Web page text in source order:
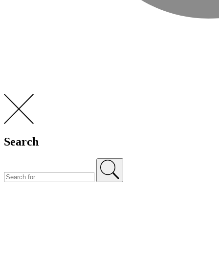
Search